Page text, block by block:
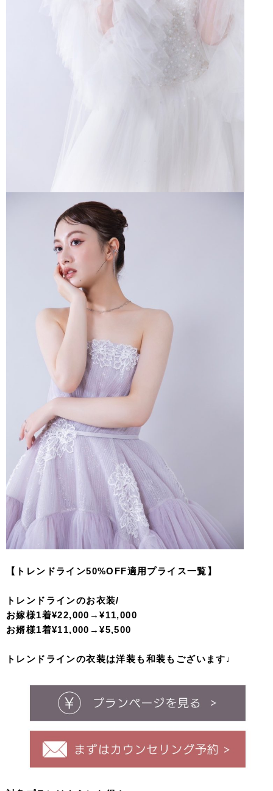
【トレンドライン50%OFF適用プライス一覧】
トレンドラインのお衣装/
お嫁様1着¥22,000→¥11,000
お婿様1着¥11,000→¥5,500
トレンドラインの衣装は洋装も和装もございます♩